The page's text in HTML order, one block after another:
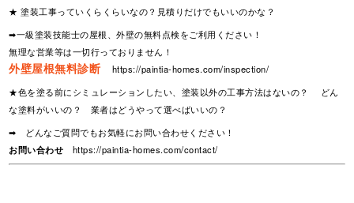
★ 塗装工事っていくらくらいなの？見積りだけでもいいのかな？
➡一級塗装技能士の屋根、外壁の無料点検をご利用ください！
無理な営業等は一切行っておりません！
外壁屋根無料診断
https://paintia-homes.com/inspection/
★色を塗る前にシミュレーションしたい、塗装以外の工事方法はないの？ どん
な塗料がいいの？ 業者はどうやって選べばいいの？
➡ どんなご質問でもお気軽にお問い合わせください！
お問い合わせ
https://paintia-homes.com/contact/